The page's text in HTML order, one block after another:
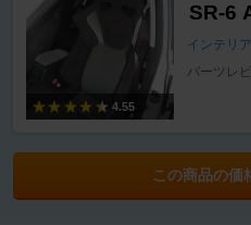
4.55
SR-6
インテリア
パーツレ
この商品の価